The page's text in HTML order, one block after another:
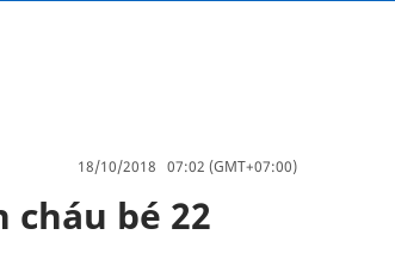
18/10/2018 07:02 (GMT+07:00)
cháu bé 22